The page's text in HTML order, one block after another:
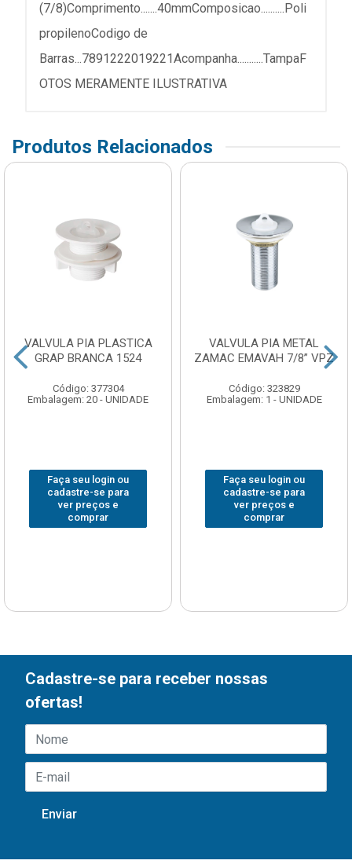
(7/8)Comprimento.......40mmComposicao..........Poli
propilenoCodigo de
Barras...7891222019221Acompanha...........TampaF
OTOS MERAMENTE ILUSTRATIVA
Produtos Relacionados
VALVULA PIA PLASTICA
GRAP BRANCA 1524
Código: 377304
Embalagem: 20 - UNIDADE
Faça seu login ou
cadastre-se para
ver preços e
comprar
VALVULA PIA METAL
ZAMAC EMAVAH 7/8” VPZ
Código: 323829
Embalagem: 1 - UNIDADE
Faça seu login ou
cadastre-se para
ver preços e
comprar
Cadastre-se para receber nossas
ofertas!